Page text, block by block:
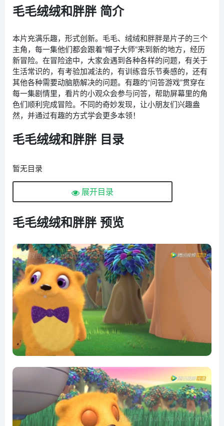
毛毛绒绒和胖胖 简介
本片充满乐趣，形式创新。毛毛、绒绒和胖胖是片子的三个
主角，每一集他们都会跟着“帽子大师”来到新的地方，经历
新冒险。在冒险途中，大家会遇到各种各样的问题，有关于
生活常识的，有考验加减法的，有训练音乐节奏感的，还有
其他各种需要动脑筋解决的问题。有趣的“问答游戏”贯穿在
每一集剧情里，看片的小观众会参与问答，帮助屏幕里的角
色们顺利完成冒险。不同的奇妙发现，让小朋友们兴趣盎
然，并通过有趣的方式学会更多本领！
毛毛绒绒和胖胖 目录
暂无目录
展开目录
毛毛绒绒和胖胖 预览